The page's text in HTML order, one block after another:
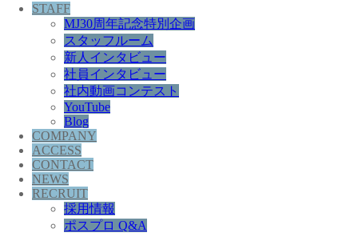
STAFF
MJ30周年記念特別企画
スタッフルーム
新人インタビュー
社員インタビュー
社内動画コンテスト
YouTube
Blog
COMPANY
ACCESS
CONTACT
NEWS
RECRUIT
採用情報
ポスプロ Q&A